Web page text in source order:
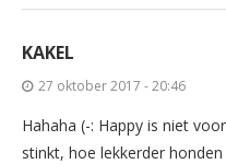
KAKEL
27 oktober 2017 - 20:46
Hahaha (-: Happy is niet
stinkt, hoe lekkerder